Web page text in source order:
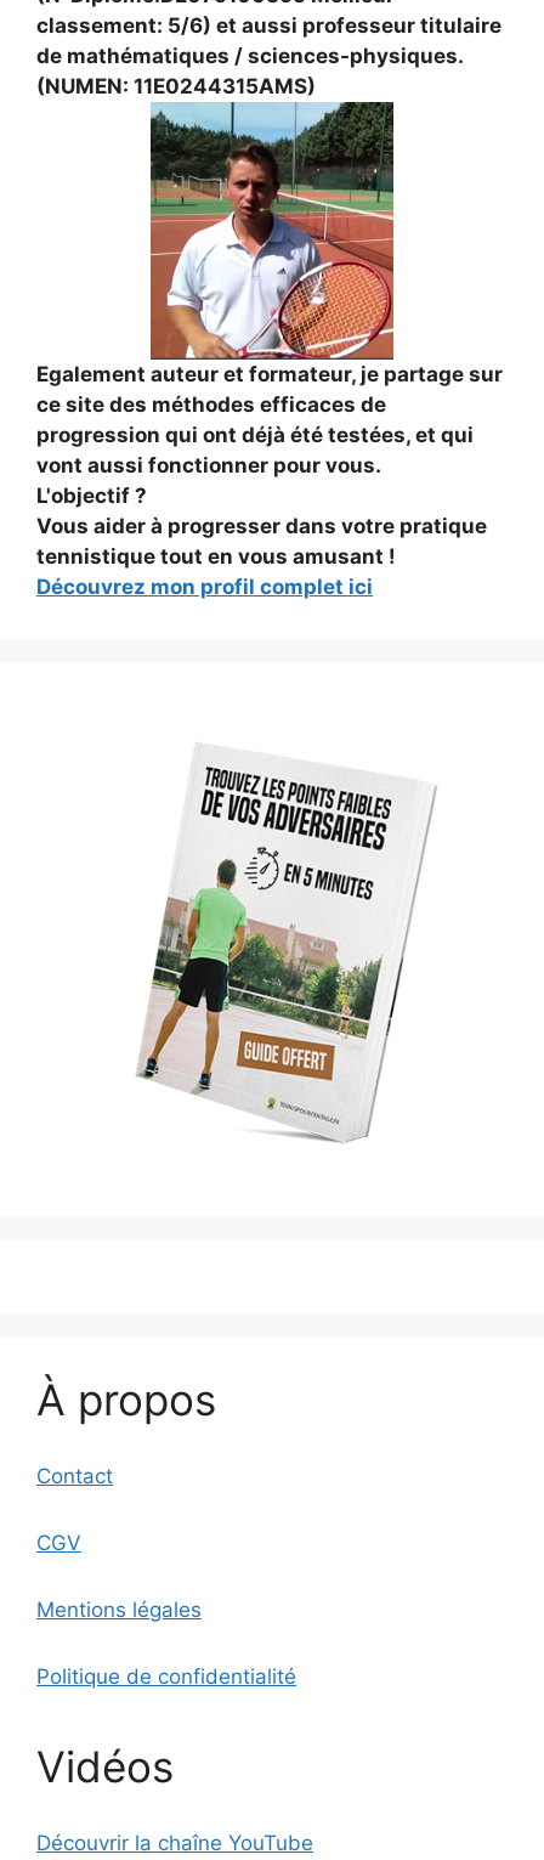
classement: 5/6) et aussi professeur titulaire
de mathématiques / sciences-physiques.
(NUMEN: 11E0244315AMS)
Egalement auteur et formateur, je partage sur
ce site des méthodes efficaces de
progression qui ont déjà été testées, et qui
vont aussi fonctionner pour vous.
L'objectif ?
Vous aider à progresser dans votre pratique
tennistique tout en vous amusant !
Découvrez mon profil complet ici
À propos
Contact
CGV
Mentions légales
Politique de confidentialité
Vidéos
Découvrir la chaîne YouTube